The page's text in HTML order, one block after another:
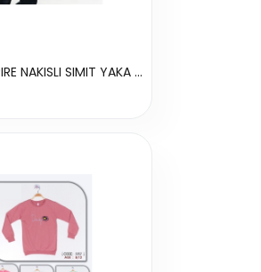
7111 KIZ IHSPIRE NAKISLI SIMIT YAKA SWEAT